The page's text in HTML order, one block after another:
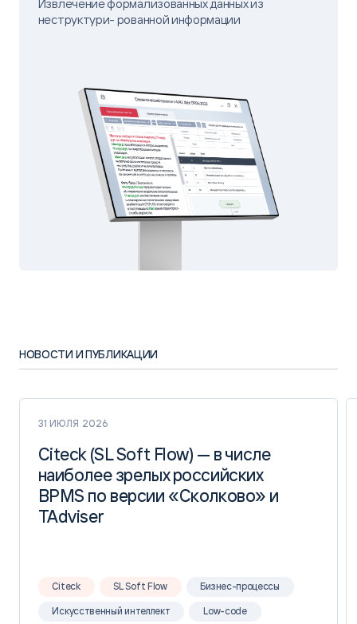
Извлечение формализованных данных из
неструктури- рованной информации
НОВОСТИ И ПУБЛИКАЦИИ
31 ИЮЛЯ 2026
Citeck (SL Soft Flow) — в числе
наиболее зрелых российских
BPMS по версии «Сколково» и
TAdviser
Citeck (SL Soft Flow) — в числе
наиболее зрелых российских
BPMS по версии «Сколково» и
TAdviser
Citeck SL Soft Flow Бизнес-процессы
Искусственный интеллект Low-code